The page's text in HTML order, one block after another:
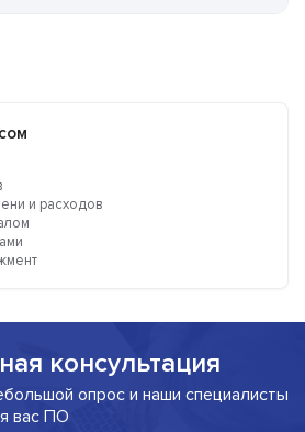
и расходов
консультация
опрос и наши специалисты
вас ПО